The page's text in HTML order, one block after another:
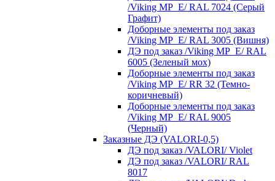
/Viking MP_E/ RAL 7024 (Серый
Графит)
Доборные элементы под заказ
/Viking MP_E/ RAL 3005 (Вишня)
ДЭ под заказ /Viking MP_E/ RAL
6005 (Зеленый мох)
Доборные элементы под заказ
/Viking MP_E/ RR 32 (Темно-
коричневый)
Доборные элементы под заказ
/Viking MP_E/ RAL 9005
(Черный)
Заказные ДЭ (VALORI-0,5)
ДЭ под заказ /VALORI/ Violet
ДЭ под заказ /VALORI/ RAL
8017